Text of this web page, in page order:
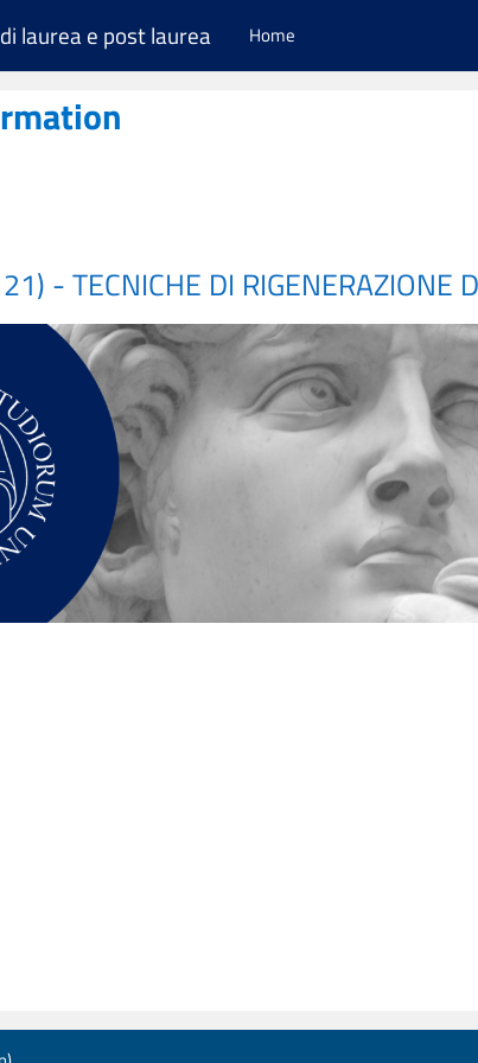
laurea e post laurea Home
- TECNICHE DI RIGENERAZIONE